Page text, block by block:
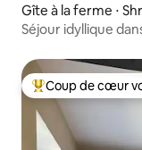
Gîte à la ferme ⋅
Séjour idyllique
Coups de cœur
Coup de cœur